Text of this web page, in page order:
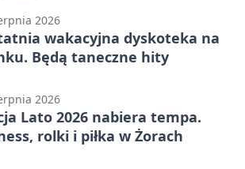
2026
wakacyjna dyskoteka na
Będą taneczne hity
2026
Lato 2026 nabiera tempa.
rolki i piłka w Żorach